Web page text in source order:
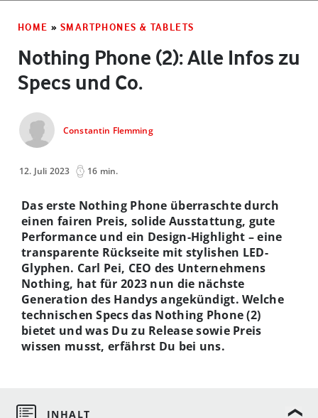
HOME » SMARTPHONES & TABLETS
Nothing Phone (2): Alle Infos zu
Specs und Co.
Constantin Flemming
12. Juli 2023 16 min.
Das erste Nothing Phone überraschte durch
einen fairen Preis, solide Ausstattung, gute
Performance und ein Design-Highlight – eine
transparente Rückseite mit stylishen LED-
Glyphen. Carl Pei, CEO des Unternehmens
Nothing, hat für 2023 nun die nächste
Generation des Handys angekündigt. Welche
technischen Specs das Nothing Phone (2)
bietet und was Du zu Release sowie Preis
wissen musst, erfährst Du bei uns.